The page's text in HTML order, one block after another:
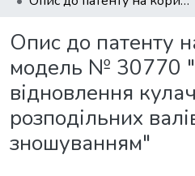
Опис до патенту
модель № 30770
відновлення
розподільних
зношуванням"